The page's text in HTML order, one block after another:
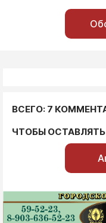
ВСЕГО: 7
ЧТОБЫ